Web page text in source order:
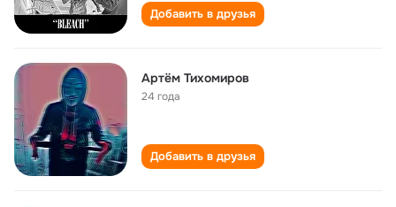
Добавить в друзья
Артём Тихомиров
24 года
Добавить в друзья